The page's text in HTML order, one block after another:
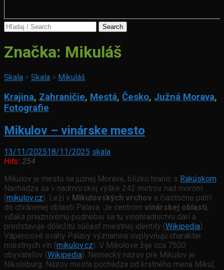
Search
Značka: Mikuláš
Skala > Skala > Mikuláš
Krajina, Zahraničie, Mestá, Česko, Južná Morava,
Fotografie
Mikulov – vinárske mesto
13/11/202518/11/2025 skala
Hits: 254
Mikulov je mesto na južnej Morave, blízko hraníc s Rakúskom.
Nachádza sa v nadmorskej výške 242 metrov nad morom
(mikulov.cz). Leží v Mikulovských vrchov a čiastočne patrí
do chránenej oblasti Pálava. Je centrom vinárskej oblasti,
vďaka priaznivému podnebiu sa tu vinohradníctvu darí a
predstavuje dôležitú súčasť miestnej identity (Wikipedia).
Vápencové svahy Pálavy významne ovplyvňujú charakter
miestnych vín (mikulov.cz). V Mikulove žije cca 7500
obyvateľov (Wikipedia). Nemecký názov pre Mikulov je
Nikolsburg. Názov mesta pochádza od krstného mena Mikul,